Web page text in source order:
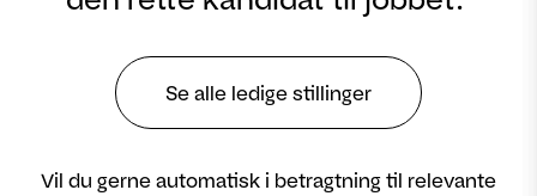
Se alle ledige stillinger
Vil du gerne automatisk i betragtning til relevante